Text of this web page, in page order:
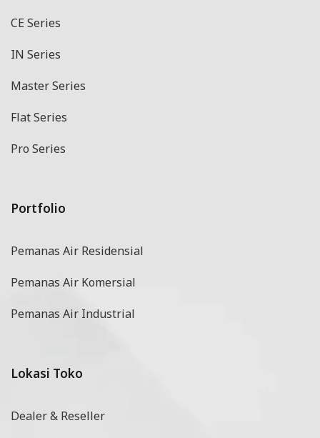
CE Series
IN Series
Master Series
Flat Series
Pro Series
Portfolio
Pemanas Air Residensial
Pemanas Air Komersial
Pemanas Air Industrial
Lokasi Toko
Dealer & Reseller